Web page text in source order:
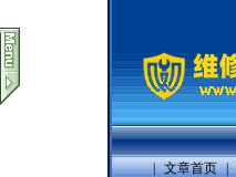
| 文章首页 |